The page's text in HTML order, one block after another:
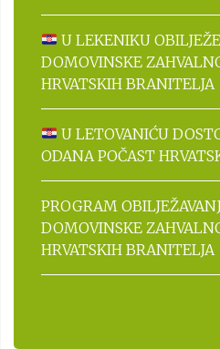
U LEKENIKU
DOMOVINSKE
HRVATSKIH BRANITELJA
U LETOVANIĆU
ODANA POČAST
PROGRAM
DOMOVINSKE
HRVATSKIH BRANITELJA